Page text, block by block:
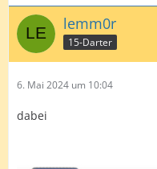
lemm0r
15-Darter
6. Mai 2024 um 10:04
dabei